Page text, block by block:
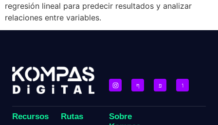
regresión lineal para predecir resultados y analizar
relaciones entre variables.
Recursos Rutas
Sobre